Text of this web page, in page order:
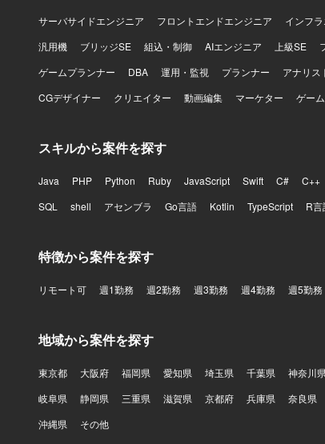
サーバサイドエンジニア フロントエンドエンジニア インフ
汎用機
ブリッジSE 組込・制御 AIエンジニア 上級SE
ゲームプランナー
DBA 運用・監視 プランナー アナリス
CGデザイナー
クリエイター 動画編集 マーケター ゲー
スキルから案件を探す
Java PHP Python Ruby JavaScript Swift C# C++
SQL
shell アセンブラ Go言語 Kotlin TypeScript R言
特徴から案件を探す
リモート可 週1勤務 週2勤務 週3勤務 週4勤務 週5勤務
地域から案件を探す
東京都 大阪府 福岡県 愛知県 埼玉県 千葉県 神奈川県
岐阜県
静岡県 三重県 滋賀県 京都府 兵庫県 奈良県
沖縄県
その他